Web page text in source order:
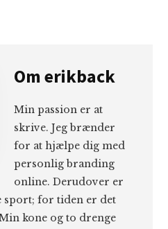
Omerikback
Min passion er at
skrive. Jeg brænder
for at hjælpe dig med
personlig branding
online. Derudover er
sport; for tiden er det
kone og to drenge